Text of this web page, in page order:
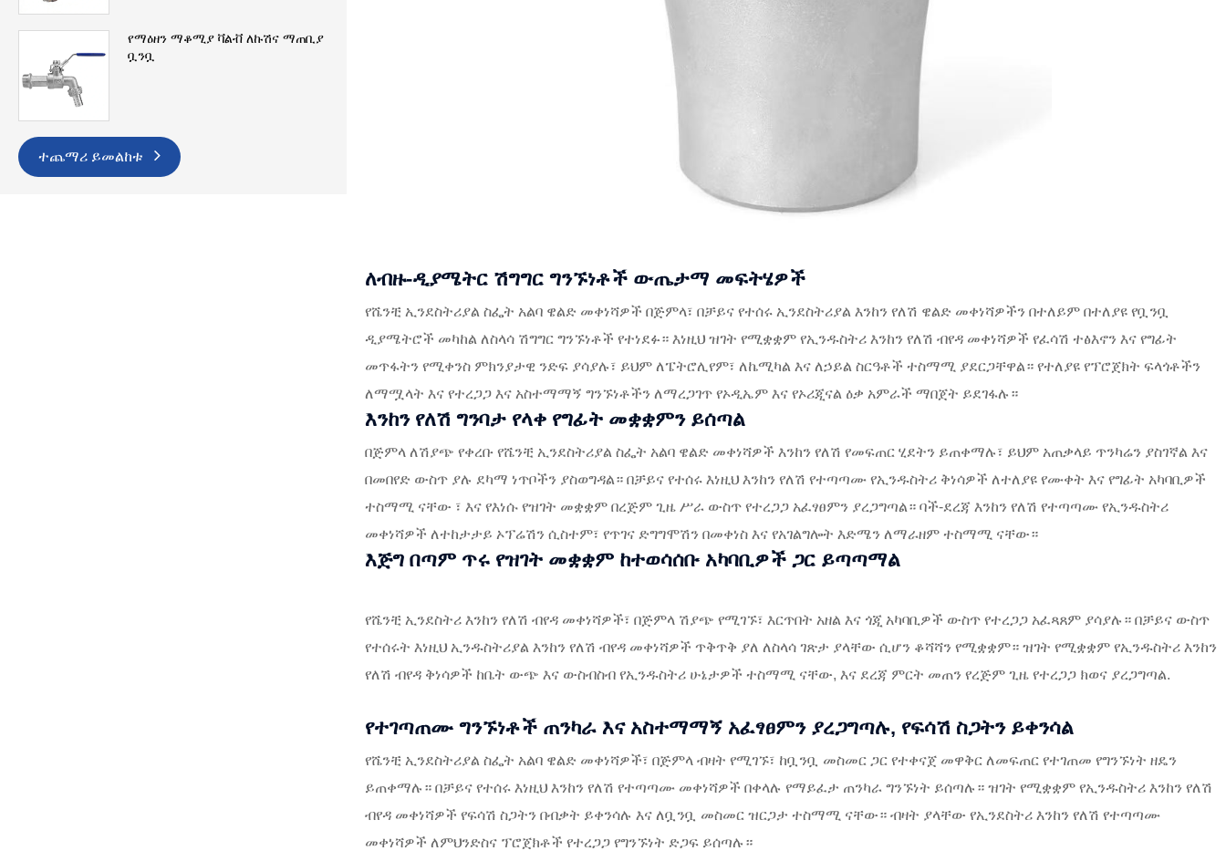
የማዕዘን ማቆሚያ ቫልቭ ለኩሽና ማጠቢያ
ቧንቧ
ተጨማሪ ይመልከቱ
ለብዙ-ዲያሜትር ሽግግር ግንኙነቶች ውጤታማ መፍትሄዎች
የሼንቺ ኢንደስትሪያል ስፌት አልባ ዌልድ መቀነሻዎች በጅምላ፣ በቻይና የተሰሩ ኢንደስትሪያል እንከን የለሽ ዌልድ መቀነሻዎችን በተለይም በተለያዩ የቧንቧ
ዲያሜትሮች መካከል ለስላሳ ሽግግር ግንኙነቶች የተነደፉ። እነዚህ ዝገት የሚቋቋም የኢንዱስትሪ እንከን የለሽ ብየዳ መቀነሻዎች የፈሳሽ ተፅእኖን እና የግፊት
መጥፋትን የሚቀንስ ምክንያታዊ ንድፍ ያሳያሉ፣ ይህም ለፔትሮሊየም፣ ለኬሚካል እና ለኃይል ስርዓቶች ተስማሚ ያደርጋቸዋል። የተለያዩ የፕሮጀክት ፍላጎቶችን
ለማሟላት እና የተረጋጋ እና አስተማማኝ ግንኙነቶችን ለማረጋገጥ የኦዲኤም እና የኦሪጂናል ዕቃ አምራች ማበጀት ይደገፋሉ።
እንከን የለሽ ግንባታ የላቀ የግፊት መቋቋምን ይሰጣል
በጅምላ ለሽያጭ የቀረቡ የሼንቺ ኢንደስትሪያል ስፌት አልባ ዌልድ መቀነሻዎች እንከን የለሽ የመፍጠር ሂደትን ይጠቀማሉ፣ ይህም አጠቃላይ ጥንካሬን ያስገኛል እና
በመበየድ ውስጥ ያሉ ደካማ ነጥቦችን ያስወግዳል። በቻይና የተሰሩ እነዚህ እንከን የለሽ የተጣጣሙ የኢንዱስትሪ ቅነሳዎች ለተለያዩ የሙቀት እና የግፊት አካባቢዎች
ተስማሚ ናቸው ፣ እና የእነሱ የዝገት መቋቋም በረጅም ጊዜ ሥራ ውስጥ የተረጋጋ አፈፃፀምን ያረጋግጣል። ባች-ደረጃ እንከን የለሽ የተጣጣሙ የኢንዱስትሪ
መቀነሻዎች ለተከታታይ ኦፕሬሽን ሲስተም፣ የጥገና ድግግሞሽን በመቀነስ እና የአገልግሎት እድሜን ለማራዘም ተስማሚ ናቸው።
እጅግ በጣም ጥሩ የዝገት መቋቋም ከተወሳሰቡ አካባቢዎች ጋር ይጣጣማል
የሼንቺ ኢንደስትሪ እንከን የለሽ ብየዳ መቀነሻዎች፣ በጅምላ ሽያጭ የሚገኙ፣ እርጥበት አዘል እና ጎጂ አካባቢዎች ውስጥ የተረጋጋ አፈጻጸም ያሳያሉ። በቻይና ውስጥ
የተሰሩት እነዚህ ኢንዱስትሪያል እንከን የለሽ ብየዳ መቀነሻዎች ጥቅጥቅ ያለ ለስላሳ ገጽታ ያላቸው ሲሆን ቆሻሻን የሚቋቋም። ዝገት የሚቋቋም የኢንዱስትሪ እንከን
የለሽ ብየዳ ቅነሳዎች ከቤት ውጭ እና ውስብስብ የኢንዱስትሪ ሁኔታዎች ተስማሚ ናቸው, እና ደረጃ ምርት መጠን የረጅም ጊዜ የተረጋጋ ክወና ያረጋግጣል.
የተገጣጠሙ ግንኙነቶች ጠንካራ እና አስተማማኝ አፈፃፀምን ያረጋግጣሉ, የፍሳሽ ስጋትን ይቀንሳል
የሼንቺ ኢንደስትሪያል ስፌት አልባ ዌልድ መቀነሻዎች፣ በጅምላ ብዛት የሚገኙ፣ ከቧንቧ መስመር ጋር የተቀናጀ መዋቅር ለመፍጠር የተገጠመ የግንኙነት ዘዴን
ይጠቀማሉ። በቻይና የተሰሩ እነዚህ እንከን የለሽ የተጣጣሙ መቀነሻዎች በቀላሉ የማይፈታ ጠንካራ ግንኙነት ይሰጣሉ። ዝገት የሚቋቋም የኢንዱስትሪ እንከን የለሽ
ብየዳ መቀነሻዎች የፍሳሽ ስጋትን በብቃት ይቀንሳሉ እና ለቧንቧ መስመር ዝርጋታ ተስማሚ ናቸው። ብዛት ያላቸው የኢንደስትሪ እንከን የለሽ የተጣጣሙ
መቀነሻዎች ለምህንድስና ፕሮጀክቶች የተረጋጋ የግንኙነት ድጋፍ ይሰጣሉ።